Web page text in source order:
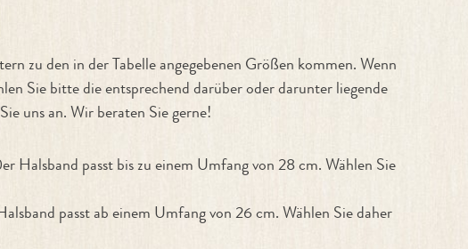
zu den in der Tabelle angegebenen Größen kommen. Wenn
Sie bitte die entsprechend darüber oder darunter liegende
uns an. Wir beraten Sie gerne!
Halsband passt bis zu einem Umfang von 28 cm. Wählen Sie
passt ab einem Umfang von 26 cm. Wählen Sie daher